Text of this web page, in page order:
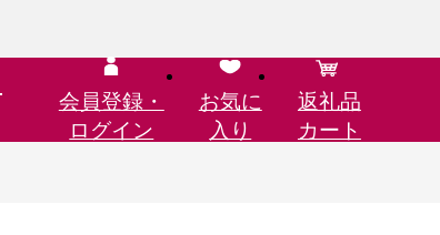
会員登録・
ログイン
お気に
入り
返礼品
カート